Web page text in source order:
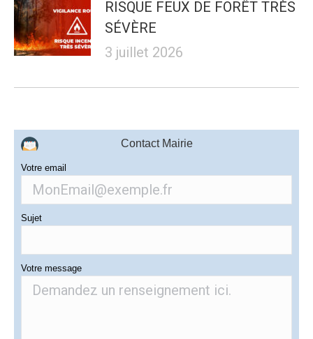
RISQUE FEUX DE FORÊT TRÈS
SÉVÈRE
3 juillet 2026
Contact Mairie
Votre email
Sujet
Votre message